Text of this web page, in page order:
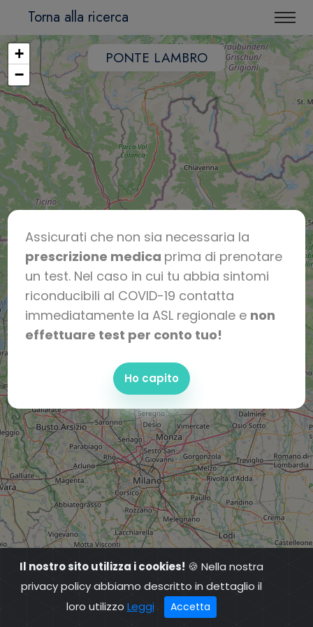
Assicurati che non sia necessaria la
prescrizione medica prima di prenotare
un test. Nel caso in cui tu abbia sintomi
riconducibili al COVID-19 contatta
immediatamente la ASL regionale e non
effettuare test per conto tuo!
Ho capito
Torna alla ricerca
PONTE LAMBRO
+
−
Il nostro sito utilizza i cookies! 🍪 Nella nostra
privacy policy abbiamo descritto in dettaglio il
loro utilizzo Leggi Accetta